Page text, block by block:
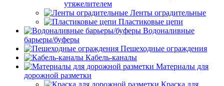
утяжелителем
Ленты оградительные
Пластиковые цепи
Водоналивные
барьеры/буферы
Пешеходные ограждения
Кабель-каналы
Материалы для
дорожной разметки
Краска для